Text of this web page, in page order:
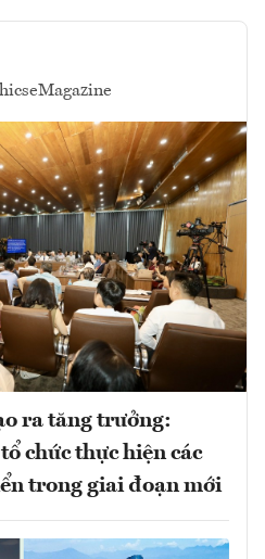
eMagazine
ra tăng trưởng:
chức thực hiện các
trong giai đoạn mới